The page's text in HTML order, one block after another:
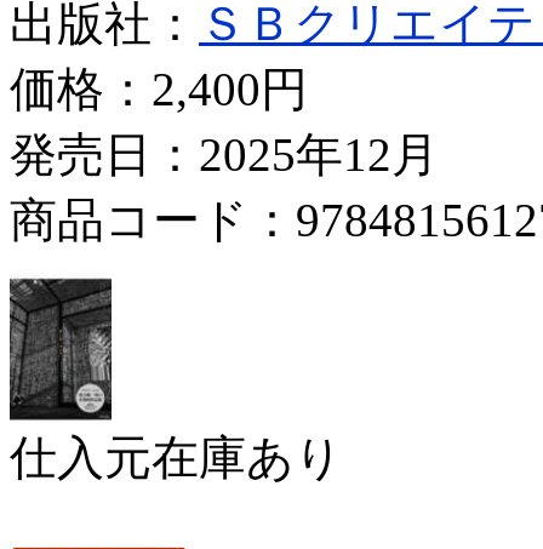
出版社：
ＳＢクリエイ
価格： 2,400円
発売日：2025年12月
商品コード：
仕入元在庫あり